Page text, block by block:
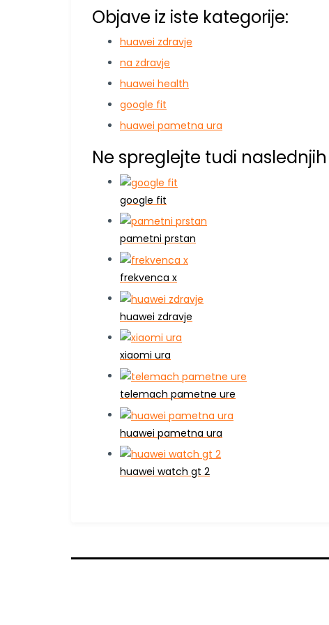
Objave iz iste kategorije:
huawei zdravje
na zdravje
huawei health
google fit
huawei pametna ura
Ne spreglejte tudi
google fit
pametni prstan
frekvenca x
huawei zdravje
xiaomi ura
telemach pametne ure
huawei pametna ura
huawei watch gt 2